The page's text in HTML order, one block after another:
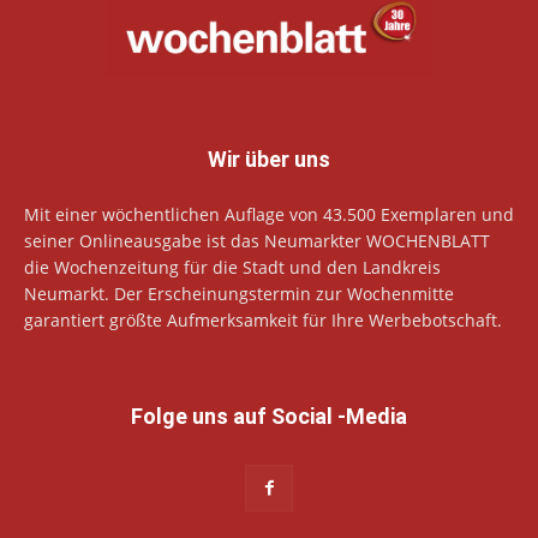
Wir über uns
Mit einer wöchentlichen Auflage von 43.500 Exemplaren und
seiner Onlineausgabe ist das Neumarkter WOCHENBLATT
die Wochenzeitung für die Stadt und den Landkreis
Neumarkt. Der Erscheinungstermin zur Wochenmitte
garantiert größte Aufmerksamkeit für Ihre Werbebotschaft.
Folge uns auf Social -Media